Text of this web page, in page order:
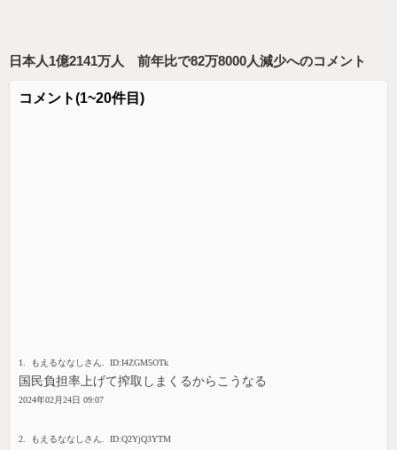
日本人1億2141万人 前年比で82万8000人減少へのコメント
コメント(1~20件目)
1. もえるななしさん. ID:I4ZGM5OTk
国民負担率上げて搾取しまくるからこうなる
2024年02月24日 09:07
2. もえるななしさん. ID:Q2YjQ3YTM